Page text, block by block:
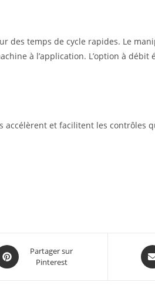
des temps de cycle rapides. Le
à l’application. L’option à débit
et facilitent les contrôles
Partager sur
Pinterest